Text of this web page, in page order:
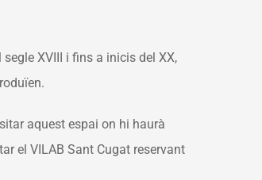
segle XVIII i fins a inicis del XX,
aquest espai on hi haurà
el VILAB Sant Cugat reservant